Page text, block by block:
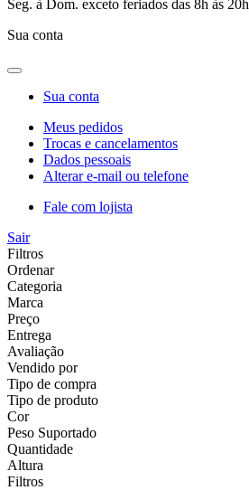
Seg. à Dom. exceto feriados das 8h às 20h
Sua conta
Sua conta
Meus pedidos
Trocas e cancelamentos
Dados pessoais
Alterar e-mail ou telefone
Fale com lojista
Sair
Filtros
Ordenar
Categoria
Marca
Preço
Entrega
Avaliação
Vendido por
Tipo de compra
Tipo de produto
Cor
Peso Suportado
Quantidade
Altura
Filtros